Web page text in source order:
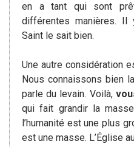
en a tant qui sont
différentes manières. Il
Saint le sait bien.
Une autre considération
Nous connaissons bien
parle du levain. Voilà,
qui fait grandir la
l’humanité est une plus
est une masse. L’Église